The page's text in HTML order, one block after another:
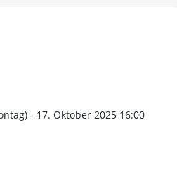
- 17. Oktober 2025 16:00